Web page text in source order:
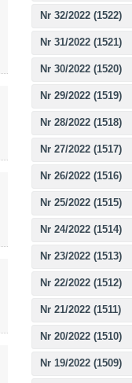
Nr 32/2022 (1522)
Nr 31/2022 (1521)
Nr 30/2022 (1520)
Nr 29/2022 (1519)
Nr 28/2022 (1518)
Nr 27/2022 (1517)
Nr 26/2022 (1516)
Nr 25/2022 (1515)
Nr 24/2022 (1514)
Nr 23/2022 (1513)
Nr 22/2022 (1512)
Nr 21/2022 (1511)
Nr 20/2022 (1510)
Nr 19/2022 (1509)